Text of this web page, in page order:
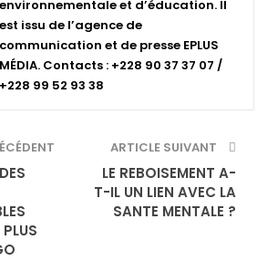
environnementale et d’éducation. Il
est issu de l’agence de
communication et de presse EPLUS
MÉDIA. Contacts : +228 90 37 37 07 /
+228 99 52 93 38
ARTICLE SUIVANT
LE REBOISEMENT A-
T-IL UN LIEN AVEC LA
SANTE MENTALE ?